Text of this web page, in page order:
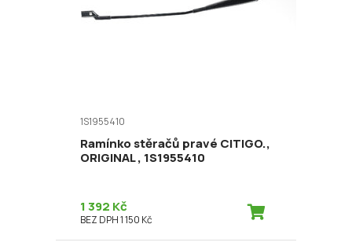
1S1955410
Ramínko stěračů pravé CITIGO.,
ORIGINAL , 1S1955410
1 392 Kč
BEZ DPH 1 150 Kč